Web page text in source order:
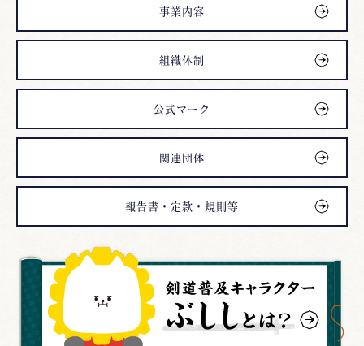
事業内容
組織体制
公式マーク
関連団体
報告書・定款・規則等